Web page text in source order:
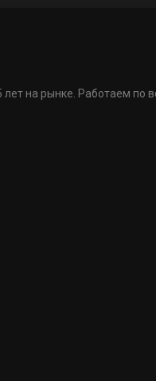
на рынке. Работаем по